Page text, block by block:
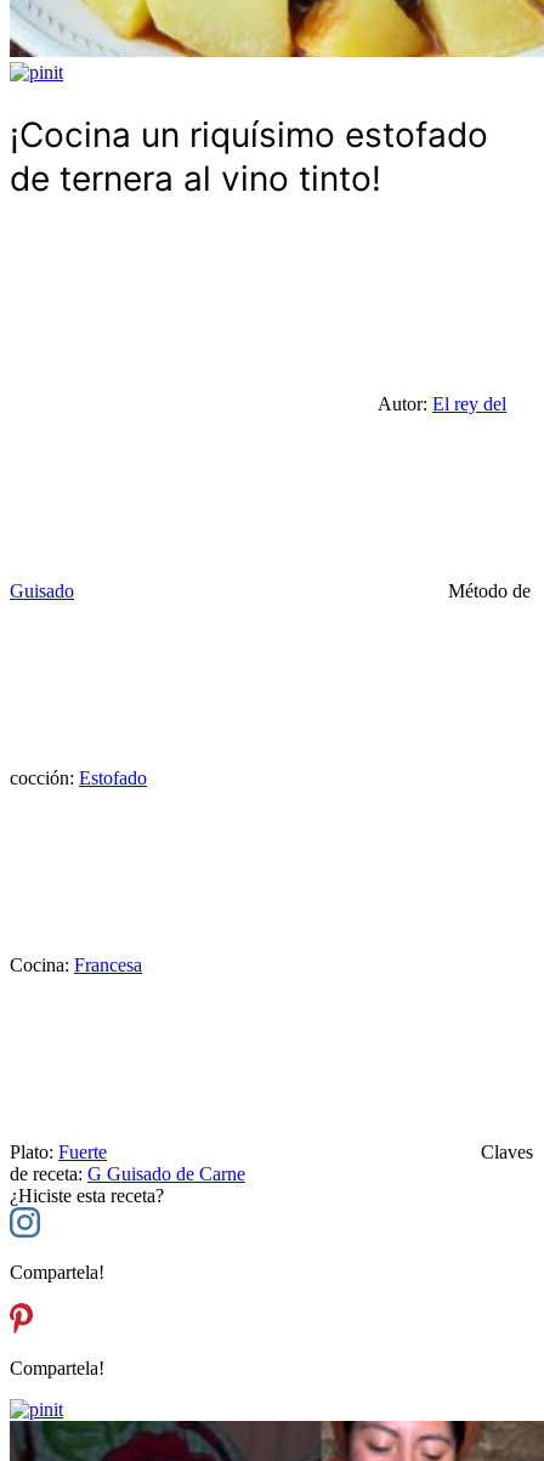
¡Cocina un riquísimo estofado
de ternera al vino tinto!
Autor: El rey del
Guisado Método de
cocción: Estofado
Cocina: Francesa
Plato: Fuerte
Claves
de receta: G Guisado de Carne
¿Hiciste esta receta?
Compartela!
Compartela!